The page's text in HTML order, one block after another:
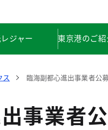
ジャー 東京港のご
ス 臨海副都心進出事業者公
事業者